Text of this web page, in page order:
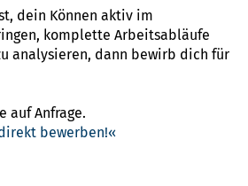
dein Können aktiv im
komplette Arbeitsabläufe
analysieren, dann bewirb dich für
auf Anfrage.
bewerben!